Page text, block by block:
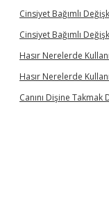
Cinsiyet Bağımlı
Cinsiyet Bağımlı
Hasır Nerelerde
Hasır Nerelerde
Canını Dişine Takmak